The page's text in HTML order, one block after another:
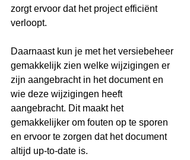
zorgt ervoor dat het project efficiënt
verloopt.
Daarnaast kun je met het versiebeheer
gemakkelijk zien welke wijzigingen er
zijn aangebracht in het document en
wie deze wijzigingen heeft
aangebracht. Dit maakt het
gemakkelijker om fouten op te sporen
en ervoor te zorgen dat het document
altijd up-to-date is.